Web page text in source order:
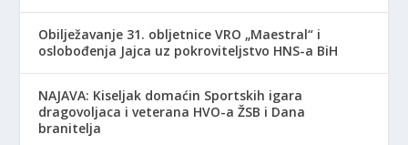
Obilježavanje 31. obljetnice VRO „Maestral“ i
oslobođenja Jajca uz pokroviteljstvo HNS-a BiH
NAJAVA: Kiseljak domaćin Sportskih igara
dragovoljaca i veterana HVO-a ŽSB i Dana
branitelja